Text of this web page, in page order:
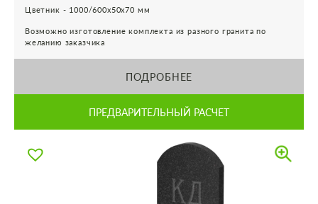
Цветник - 1000/600х50х70 мм
Возможно изготовление комплекта из разного гранита по
желанию заказчика
ПОДРОБНЕЕ
ПРЕДВАРИТЕЛЬНЫЙ РАСЧЕТ